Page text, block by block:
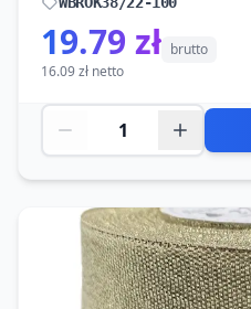
19.79 zł brutto
16.09 zł netto